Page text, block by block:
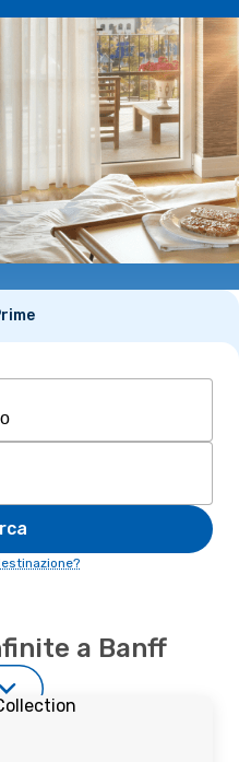
IT(€)
a Banff